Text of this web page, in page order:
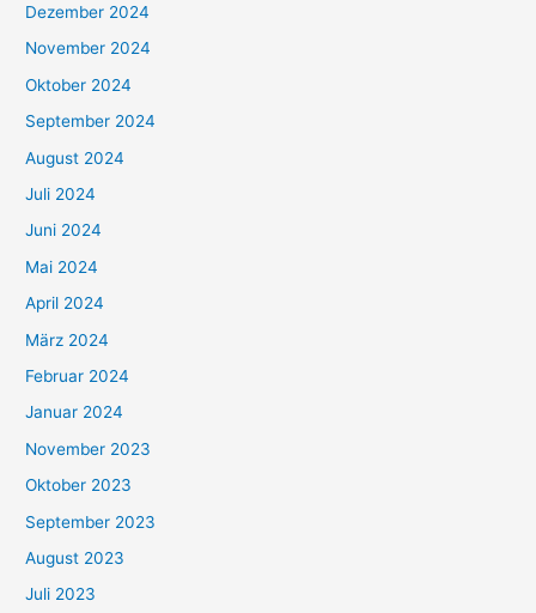
Dezember 2024
November 2024
Oktober 2024
September 2024
August 2024
Juli 2024
Juni 2024
Mai 2024
April 2024
März 2024
Februar 2024
Januar 2024
November 2023
Oktober 2023
September 2023
August 2023
Juli 2023